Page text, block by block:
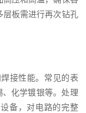
层板需进行再次钻孔
接性能。常见的表
化学镀银等。处理
备，对电路的完整